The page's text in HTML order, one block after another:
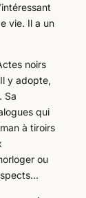
vie. Il a un
noirs
y adopte,
Sa
qui
à tiroirs
ou